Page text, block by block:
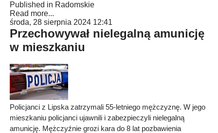
Published in Radomskie
Read more...
środa, 28 sierpnia 2024 12:41
Przechowywał nielegalną amunicję
w mieszkaniu
Policjanci z Lipska zatrzymali 55-letniego mężczyznę. W jego
mieszkaniu policjanci ujawnili i zabezpieczyli nielegalną
amunicję. Mężczyźnie grozi kara do 8 lat pozbawienia